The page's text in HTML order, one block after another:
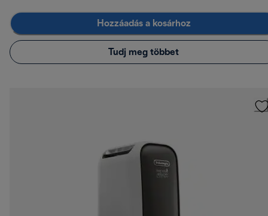
Hozzáadás a kosárhoz
Tudj meg többet